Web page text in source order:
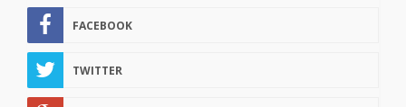
FACEBOOK
TWITTER